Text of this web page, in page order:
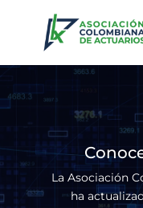
La Asociación
ha